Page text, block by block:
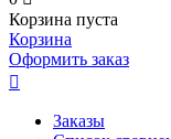
Корзина пуста
Корзина
Оформить заказ

Заказы